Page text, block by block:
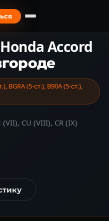
авто
Accord
BGRA (5-ст.), B90A (5-ст.),
CU (VIII), CR (IX)